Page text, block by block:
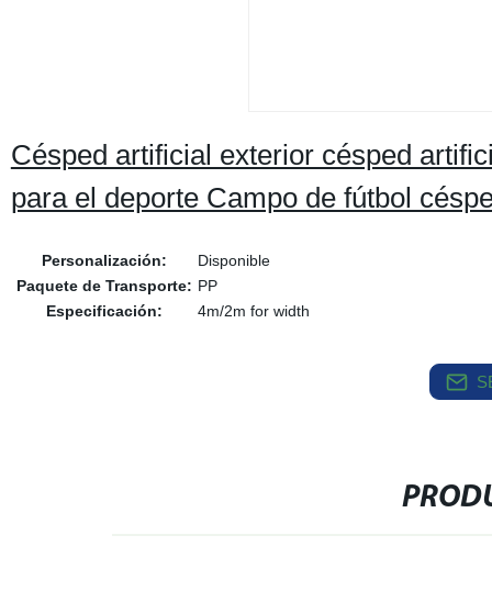
Césped artificial exterior césped
para el deporte Campo de fútbol
Personalización:
Disponible
Paquete de Transporte: PP
Especificación:
4m/2m for width